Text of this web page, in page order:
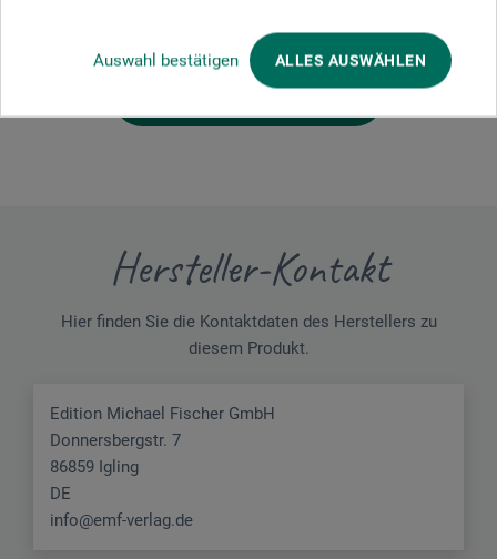
Auswahl bestätigen ALLES AUSWÄHLEN
Schreiben Sie die erste Bewertung zu diesem Produkt
Hersteller-Kontakt
Hier finden Sie die Kontaktdaten des Herstellers zu
diesem Produkt.
Edition Michael Fischer GmbH
Donnersbergstr. 7
86859 Igling
DE
info@emf-verlag.de